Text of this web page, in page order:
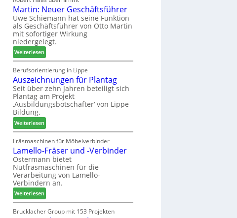
n
e
r
r
a
u
m
-
S
o
t
i
m
e
n
t
m
a
g
l
ä
d
t
z
u
m
T
r
f
f
e
i
n
Martin: Neuer Geschäftsführer
Uwe Schiemann hat seine Funktion
als Geschäftsführer von Otto Martin
mit sofortiger Wirkung
niedergelegt.
Weiterlesen:
M
a
r
t
i
n
N
e
u
e
r
G
e
s
c
h
ä
Berufsorientierung in Lippe
Auszeichnungen für Plantag
Seit über zehn Jahren beteiligt sich
Plantag am Projekt
‚Ausbildungsbotschafter‘ von Lippe
Bildung.
Weiterlesen:
A
u
s
z
e
i
c
h
n
u
Fräsmaschinen für Möbelverbinder
Lamello-Fräser und -Verbinder
Ostermann bietet
Nutfräsmaschinen für die
Verarbeitung von Lamello-
Verbindern an.
Weiterlesen:
L
a
Brucklacher Group mit 153 Projekten